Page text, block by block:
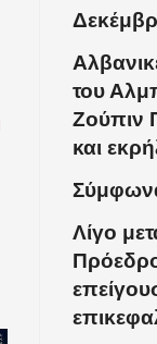
Α
του
Ζούπιν
και
Λίγο